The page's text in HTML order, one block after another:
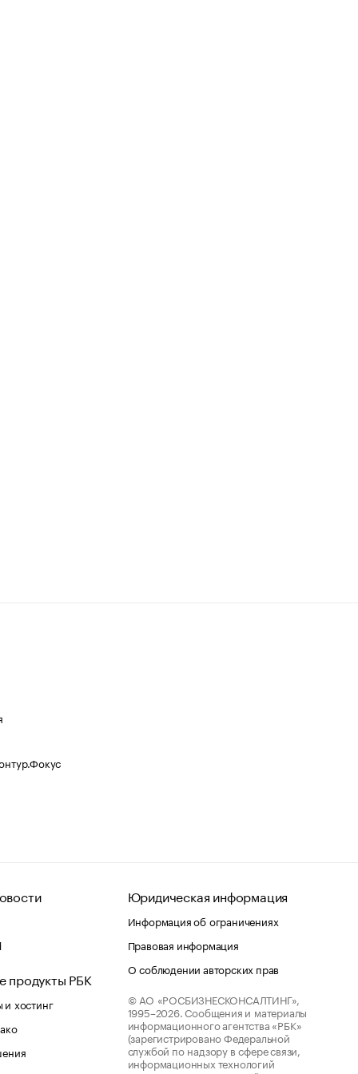
продукты РБК
хостинг
Юридическая информация
Информация об ограничениях
Правовая информация
О соблюдении авторских прав
© АО «РОСБИЗНЕСКОНСАЛТИНГ»,
1995–2026. Сообщения и материалы
информационного агентства «РБК»
(зарегистрировано Федеральной
службой по надзору в сфере связи,
информационных технологий